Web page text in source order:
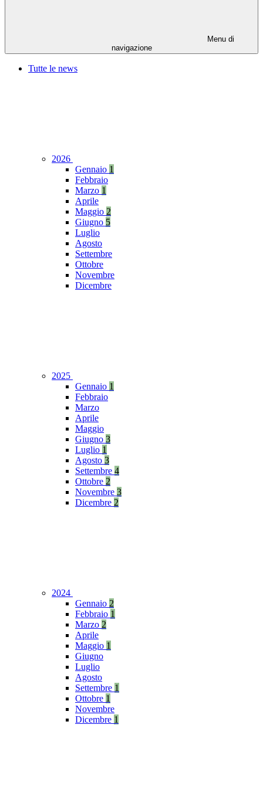
Menu di
navigazione
Tutte le news
2026
Gennaio 1
Febbraio
Marzo 1
Aprile
Maggio 2
Giugno 5
Luglio
Agosto
Settembre
Ottobre
Novembre
Dicembre
2025
Gennaio 1
Febbraio
Marzo
Aprile
Maggio
Giugno 3
Luglio 1
Agosto 3
Settembre 4
Ottobre 2
Novembre 3
Dicembre 2
2024
Gennaio 2
Febbraio 1
Marzo 2
Aprile
Maggio 1
Giugno
Luglio
Agosto
Settembre 1
Ottobre 1
Novembre
Dicembre 1